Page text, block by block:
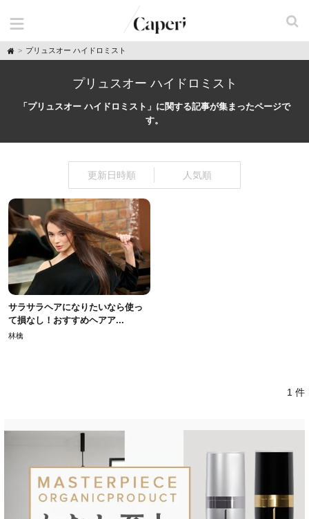
H
o
プリュスオー ハイドロミスト
プリュスオー ハイドロミスト
「プリュスオー ハイドロミスト」に関する記事が集まったページで
す。
更新日時順 人気順
サラサラヘアになりたいなら使っ
て損なし！おすすめヘアア...
林檎
1 件